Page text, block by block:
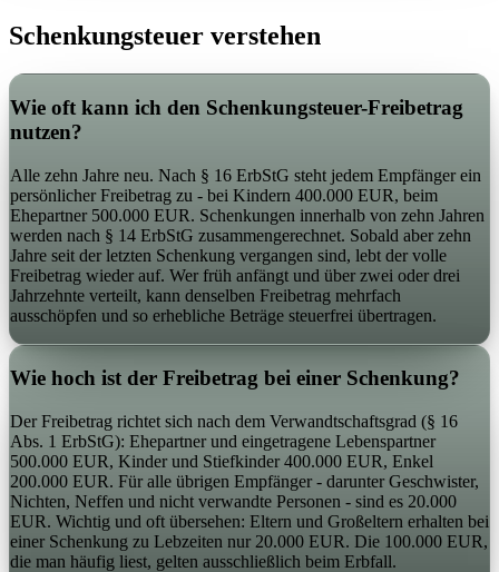
Schenkungsteuer verstehen
Wie oft kann ich den Schenkungsteuer-Freibetrag
nutzen?
Alle zehn Jahre neu. Nach § 16 ErbStG steht jedem Empfänger ein
persönlicher Freibetrag zu - bei Kindern 400.000 EUR, beim
Ehepartner 500.000 EUR. Schenkungen innerhalb von zehn Jahren
werden nach § 14 ErbStG zusammengerechnet. Sobald aber zehn
Jahre seit der letzten Schenkung vergangen sind, lebt der volle
Freibetrag wieder auf. Wer früh anfängt und über zwei oder drei
Jahrzehnte verteilt, kann denselben Freibetrag mehrfach
ausschöpfen und so erhebliche Beträge steuerfrei übertragen.
Wie hoch ist der Freibetrag bei einer Schenkung?
Der Freibetrag richtet sich nach dem Verwandtschaftsgrad (§ 16
Abs. 1 ErbStG): Ehepartner und eingetragene Lebenspartner
500.000 EUR, Kinder und Stiefkinder 400.000 EUR, Enkel
200.000 EUR. Für alle übrigen Empfänger - darunter Geschwister,
Nichten, Neffen und nicht verwandte Personen - sind es 20.000
EUR. Wichtig und oft übersehen: Eltern und Großeltern erhalten bei
einer Schenkung zu Lebzeiten nur 20.000 EUR. Die 100.000 EUR,
die man häufig liest, gelten ausschließlich beim Erbfall.